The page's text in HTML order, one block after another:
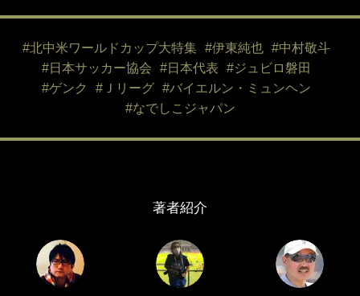
#北中米ワールドカップ大特集 #伊東純也
#中村敬斗
#日本サッカー協会
#日本代表
#ジュビロ磐田
#ゲンク
#Ｊリーグ
#バイエルン・ミュンヘン
#なでしこジャパン
著者紹介